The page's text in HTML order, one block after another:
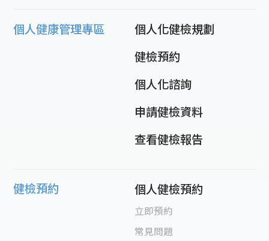
個人健康管理專區
個人化健檢規劃
健檢預約
個人化諮詢
申請健檢資料
查看健檢報告
健檢預約 個人健檢預約
立即預約
常見問題